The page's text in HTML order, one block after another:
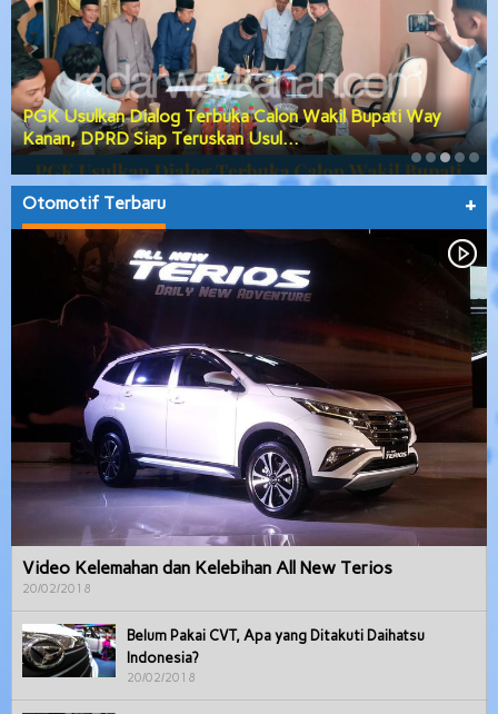
PGK Usulkan Dialog Terbuka Calon Wakil Bupati Way
Kanan, DPRD Siap Teruskan Usul…
Otomotif Terbaru +
Video Kelemahan dan Kelebihan All New Terios
20/02/2018
Belum Pakai CVT, Apa yang Ditakuti Daihatsu
Indonesia?
20/02/2018